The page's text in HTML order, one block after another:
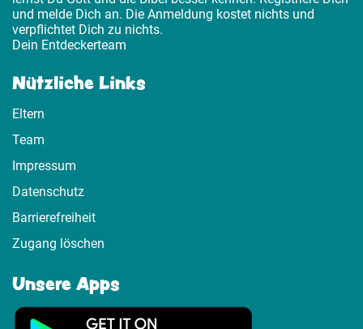
und melde Dich an. Die Anmeldung kostet nichts und
verpflichtet Dich zu nichts.
Dein Entdeckerteam
Nützliche Links
Eltern
Team
Impressum
Datenschutz
Barrierefreiheit
Zugang löschen
Unsere Apps